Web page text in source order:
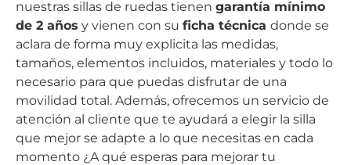
nuestras sillas de ruedas tienen garantía mínimo
de 2 años y vienen con su ficha técnica donde se
aclara de forma muy explicita las medidas,
tamaños, elementos incluidos, materiales y todo lo
necesario para que puedas disfrutar de una
movilidad total. Además, ofrecemos un servicio de
atención al cliente que te ayudará a elegir la silla
que mejor se adapte a lo que necesitas en cada
momento ¿A qué esperas para mejorar tu